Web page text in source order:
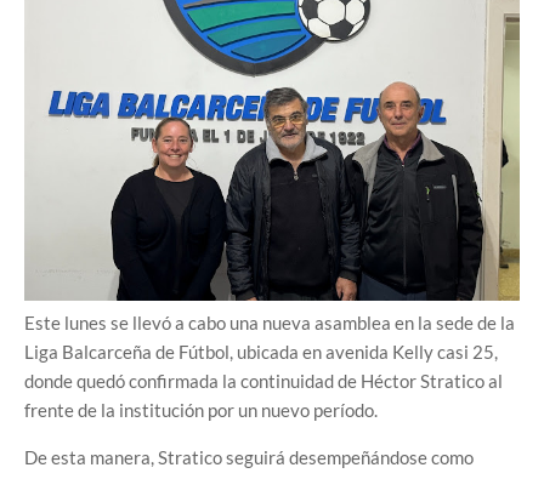
Este lunes se llevó a cabo una nueva asamblea en la sede de la
Liga Balcarceña de Fútbol, ubicada en avenida Kelly casi 25,
donde quedó confirmada la continuidad de Héctor Stratico al
frente de la institución por un nuevo período.
De esta manera, Stratico seguirá desempeñándose como